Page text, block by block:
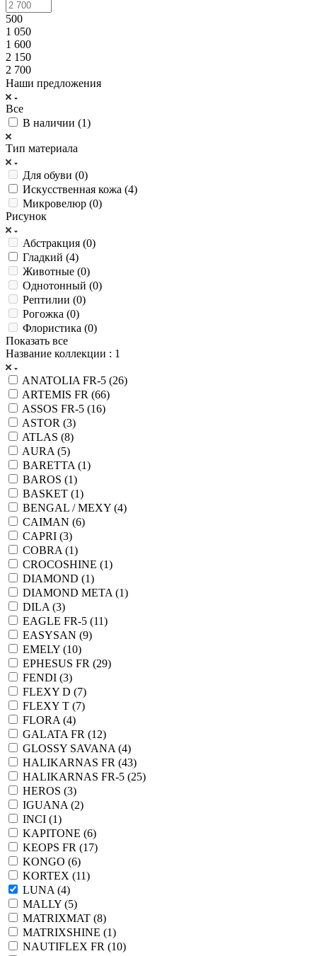
500
1 050
1 600
2 150
2 700
Наши предложения
Все
В наличии (1)
Тип материала
Для обуви (0)
Искусственная кожа (4)
Микровелюр (0)
Рисунок
Абстракция (0)
Гладкий (4)
Животные (0)
Однотонный (0)
Рептилии (0)
Рогожка (0)
Флористика (0)
Показать все
Название коллекции : 1
ANATOLIA FR-5 (26)
ARTEMIS FR (66)
ASSOS FR-5 (16)
ASTOR (3)
ATLAS (8)
AURA (5)
BARETTA (1)
BAROS (1)
BASKET (1)
BENGAL / MEXY (4)
CAIMAN (6)
CAPRI (3)
COBRA (1)
CROCOSHINE (1)
DIAMOND (1)
DIAMOND META (1)
DILA (3)
EAGLE FR-5 (11)
EASYSAN (9)
EMELY (10)
EPHESUS FR (29)
FENDI (3)
FLEXY D (7)
FLEXY T (7)
FLORA (4)
GALATA FR (12)
GLOSSY SAVANA (4)
HALIKARNAS FR (43)
HALIKARNAS FR-5 (25)
HEROS (3)
IGUANA (2)
INCI (1)
KAPITONE (6)
KEOPS FR (17)
KONGO (6)
KORTEX (11)
LUNA (4)
MALLY (5)
MATRIXMAT (8)
MATRIXSHINE (1)
NAUTIFLEX FR (10)